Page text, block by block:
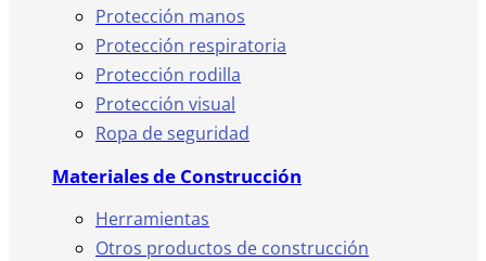
Protección manos
Protección respiratoria
Protección rodilla
Protección visual
Ropa de seguridad
Materiales de Construcción
Herramientas
Otros productos de construcción